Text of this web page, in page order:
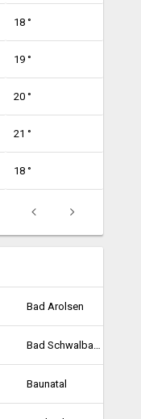
18 °
19 °
20 °
21 °
18 °
Bad Arolsen
Bad Schwalbach
Baunatal